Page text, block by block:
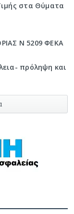
στα Θύματα
Ν 5209 ΦΕΚΑ
πρόληψη και